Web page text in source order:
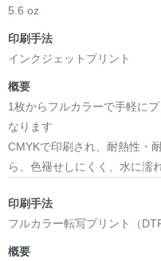
5.6 oz
印刷手法
インクジェットプリント
概要
1枚からフルカラーで手軽に
なります
CMYKで印刷され、耐熱性・
ら、色褪せしにくく、水に濡
印刷手法
フルカラー転写プリント（DTF
概要